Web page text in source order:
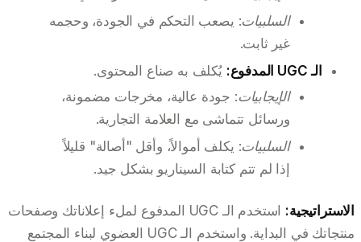
السلبيات: يصعب التحكم في الجودة، وحجمه
غير ثابت.
الـ UGC المدفوع:
يُكلف به صناع المحتوى.
الإيجابيات: جودة عالية، مخرجات مضمونة،
ورسائل تتماشى مع العلامة التجارية.
السلبيات: يكلف أموالاً، وأقل "أصالة" قليلاً
إذا لم تتم كتابة السيناريو بشكل جيد.
الاستراتيجية:
استخدم الـ UGC المدفوع لملء إعلاناتك وصفحات
منتجاتك في البداية. واستخدم الـ UGC العضوي لبناء المجتمع